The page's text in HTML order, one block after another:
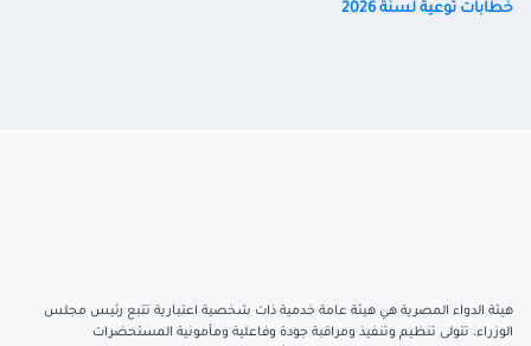
خطابات توعية لسنة 2026
هيئة الدواء المصرية هي هيئة عامة خدمية ذات شخصية اعتبارية تتبع رئيس مجلس
الوزراء، تتولى تنظيم وتنفيذ ومراقبة جودة وفاعلية ومأمونية المستحضرات